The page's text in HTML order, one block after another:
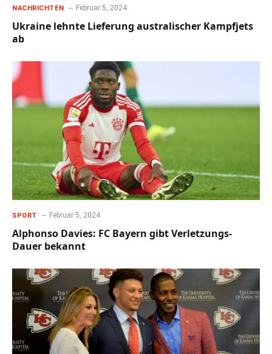
NACHRICHTEN Februar 5, 2024
Ukraine lehnte Lieferung australischer Kampfjets
ab
SPORT Februar 5, 2024
Alphonso Davies: FC Bayern gibt Verletzungs-
Dauer bekannt